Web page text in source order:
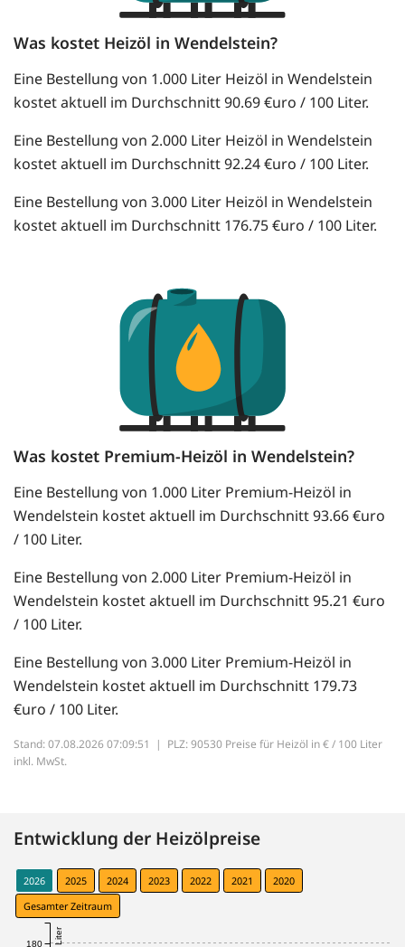
Was kostet Heizöl in Wendelstein?
Eine Bestellung von 1.000 Liter Heizöl in Wendelstein
kostet aktuell im Durchschnitt 90.69 €uro / 100 Liter.
Eine Bestellung von 2.000 Liter Heizöl in Wendelstein
kostet aktuell im Durchschnitt 92.24 €uro / 100 Liter.
Eine Bestellung von 3.000 Liter Heizöl in Wendelstein
kostet aktuell im Durchschnitt 176.75 €uro / 100 Liter.
Was kostet Premium-Heizöl in Wendelstein?
Eine Bestellung von 1.000 Liter Premium-Heizöl in
Wendelstein kostet aktuell im Durchschnitt 93.66 €uro
/ 100 Liter.
Eine Bestellung von 2.000 Liter Premium-Heizöl in
Wendelstein kostet aktuell im Durchschnitt 95.21 €uro
/ 100 Liter.
Eine Bestellung von 3.000 Liter Premium-Heizöl in
Wendelstein kostet aktuell im Durchschnitt 179.73
€uro / 100 Liter.
Stand: 07.08.2026 07:09:51 | PLZ: 90530 Preise für Heizöl in € / 100 Liter
inkl. MwSt.
Entwicklung der Heizölpreise
2026 2025 2024 2023 2022 2021
2020
Gesamter Zeitraum
180